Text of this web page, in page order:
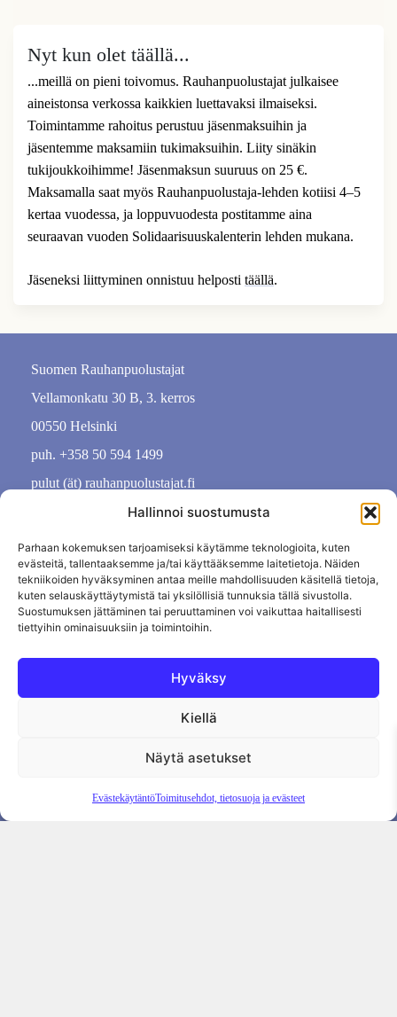
Hallinnoi suostumusta
Parhaan kokemuksen tarjoamiseksi käytämme teknologioita, kuten
evästeitä, tallentaaksemme ja/tai käyttääksemme laitetietoja. Näiden
tekniikoiden hyväksyminen antaa meille mahdollisuuden käsitellä tietoja,
kuten selauskäyttäytymistä tai yksilöllisiä tunnuksia tällä sivustolla.
Suostumuksen jättäminen tai peruuttaminen voi vaikuttaa haitallisesti
tiettyihin ominaisuuksiin ja toimintoihin.
Hyväksy
Kiellä
Näytä asetukset
EvästekäytäntöToimitusehdot, tietosuoja ja evästeet
Nyt kun olet täällä...
...meillä on pieni toivomus. Rauhanpuolustajat julkaisee
aineistonsa verkossa kaikkien luettavaksi ilmaiseksi.
Toimintamme rahoitus perustuu jäsenmaksuihin ja
jäsentemme maksamiin tukimaksuihin. Liity sinäkin
tukijoukkoihimme! Jäsenmaksun suuruus on 25 €.
Maksamalla saat myös Rauhanpuolustaja-lehden kotiisi 4–5
kertaa vuodessa, ja loppuvuodesta postitamme aina
seuraavan vuoden Solidaarisuuskalenterin lehden mukana.
Jäseneksi liittyminen onnistuu helposti täällä.
Suomen Rauhanpuolustajat
Vellamonkatu 30 B, 3. kerros
00550 Helsinki
puh. +358 50 594 1499
pulut (ät) rauhanpuolustajat.fi
Evästekäytäntö
Tilauksen peruutus